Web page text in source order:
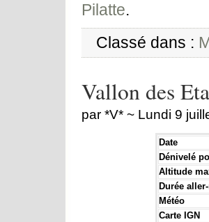
Pilatte.
Classé dans :
Vallon des
par *V* ~ Lundi 9
Date
Dénivelé
Altitude
Durée
Météo
Carte IGN